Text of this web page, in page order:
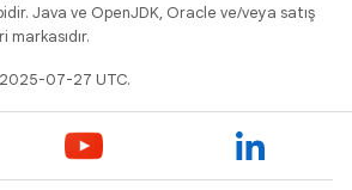
Java ve OpenJDK, Oracle ve/veya satış
07-27 UTC.